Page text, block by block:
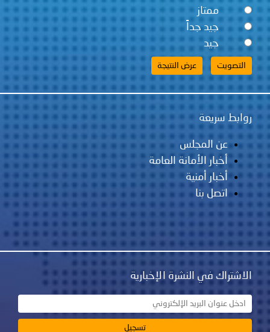
ممتاز
جيد جداً
جيد
روابط سريعة
عن المجلس
أخبار الأمانة العامة
أخبار أمنية
اتصل بنا
الاشتراك في النشرة الإخبارية